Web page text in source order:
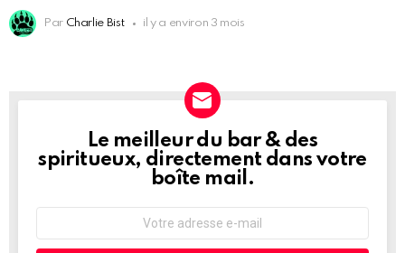
Par Charlie Bist il y a environ 3 mois
NEWSLETTER
Le meilleur du bar & des
spiritueux, directement dans votre
boîte mail.
mail